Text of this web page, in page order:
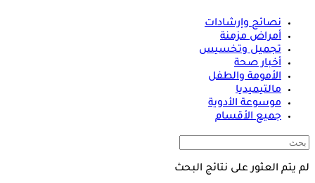
نصائح وإرشادات
أمراض مزمنة
تجميل وتخسيس
أخبار صحة
الأمومة والطفل
مالتيميديا
موسوعة الأدوية
جميع الأقسام
لم يتم العثور على نتائج البحث